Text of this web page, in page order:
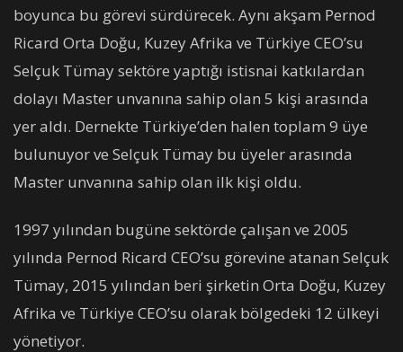
boyunca bu görevi sürdürecek. Aynı akşam Pernod
Ricard Orta Doğu, Kuzey Afrika ve Türkiye CEO’su
Selçuk Tümay sektöre yaptığı istisnai katkılardan
dolayı Master unvanına sahip olan 5 kişi arasında
yer aldı. Dernekte Türkiye’den halen toplam 9 üye
bulunuyor ve Selçuk Tümay bu üyeler arasında
Master unvanına sahip olan ilk kişi oldu.
1997 yılından bugüne sektörde çalışan ve 2005
yılında Pernod Ricard CEO’su görevine atanan Selçuk
Tümay, 2015 yılından beri şirketin Orta Doğu, Kuzey
Afrika ve Türkiye CEO’su olarak bölgedeki 12 ülkeyi
yönetiyor.